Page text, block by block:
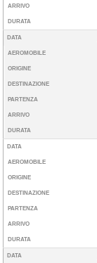
ARRIVO
DURATA
DATA
AEROMOBILE
ORIGINE
DESTINAZIONE
PARTENZA
ARRIVO
DURATA
DATA
AEROMOBILE
ORIGINE
DESTINAZIONE
PARTENZA
ARRIVO
DURATA
DATA